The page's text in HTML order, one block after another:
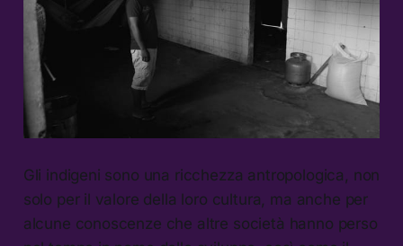
Gli indigeni sono una ricchezza antropologica, non
solo per il valore della loro cultura, ma anche per
alcune conoscenze che altre società hanno perso